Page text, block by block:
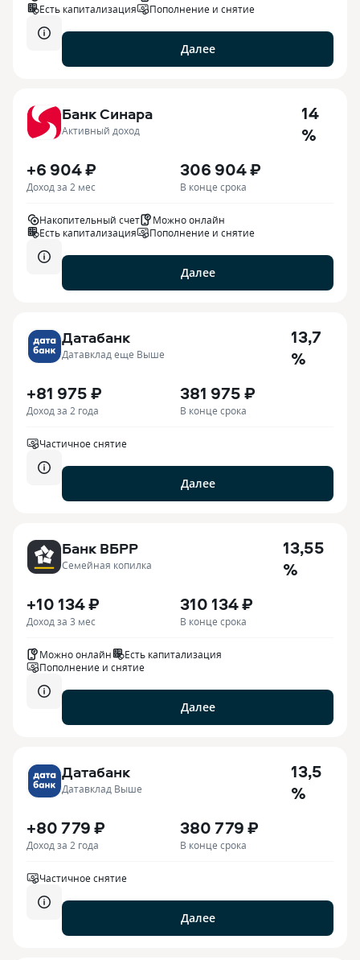
Есть капитализация
Пополнение и снятие
Далее
Банк Синара
Активный доход
14
%
+6 904 ₽
Доход за 2 мес
306 904 ₽
В конце срока
Накопительный счет
Можно онлайн
Есть капитализация
Пополнение и снятие
Далее
Датабанк
Датавклад еще Выше
13,7
%
+81 975 ₽
Доход за 2 года
381 975 ₽
В конце срока
Частичное снятие
Далее
Банк ВБРР
Семейная копилка
13,55
%
+10 134 ₽
Доход за 3 мес
310 134 ₽
В конце срока
Можно онлайн
Есть капитализация
Пополнение и снятие
Далее
Датабанк
Датавклад Выше
13,5
%
+80 779 ₽
Доход за 2 года
380 779 ₽
В конце срока
Частичное снятие
Далее